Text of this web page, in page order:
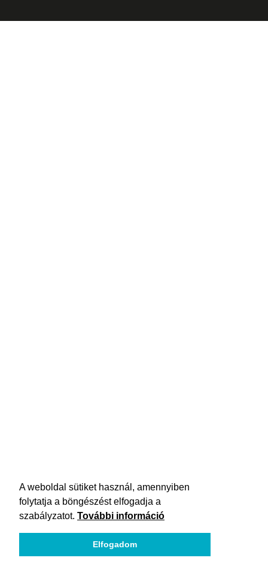
A weboldal sütiket használ, amennyiben
folytatja a böngészést elfogadja a
szabályzatot. További információ
Elfogadom